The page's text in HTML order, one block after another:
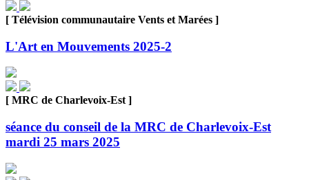
[ Télévision communautaire Vents et Marées ]
L'Art en Mouvements 2025-2
[ MRC de Charlevoix-Est ]
séance du conseil de la MRC de Charlevoix-Est
mardi 25 mars 2025